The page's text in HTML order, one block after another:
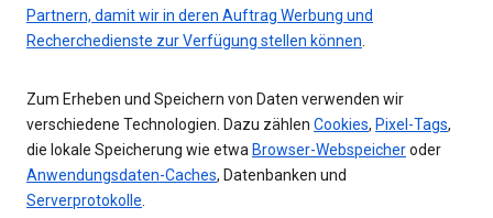
Partnern, damit wir in deren Auftrag Werbung und
Recherchedienste zur Verfügung stellen können
Zum Erheben und Speichern von Daten verwenden wir
verschiedene Technologien. Dazu zählen Cookies, Pixel-Tags,
die lokale Speicherung wie etwa Browser-Webspeicheroder
Anwendungsdaten-Caches, Datenbanken und
Serverprotokolle